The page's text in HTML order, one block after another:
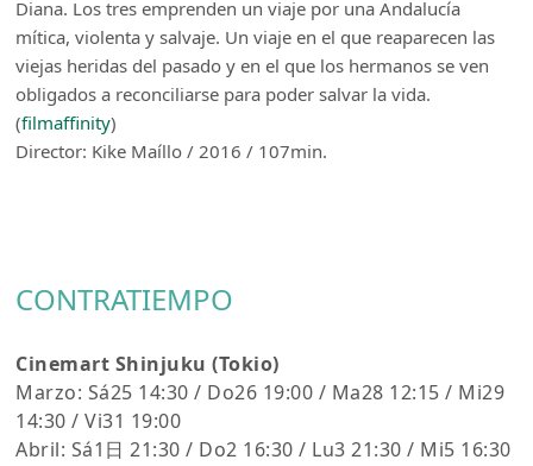
Diana. Los tres emprenden un viaje por una Andalucía
mítica, violenta y salvaje. Un viaje en el que reaparecen las
viejas heridas del pasado y en el que los hermanos se ven
obligados a reconciliarse para poder salvar la vida.
(filmaffinity)
Director: Kike Maíllo / 2016 / 107min.
CONTRATIEMPO
Cinemart Shinjuku (Tokio)
Marzo: Sá25 14:30 / Do26 19:00 / Ma28 12:15 / Mi29
14:30 / Vi31 19:00
Abril: Sá1日 21:30 / Do2 16:30 / Lu3 21:30 / Mi5 16:30